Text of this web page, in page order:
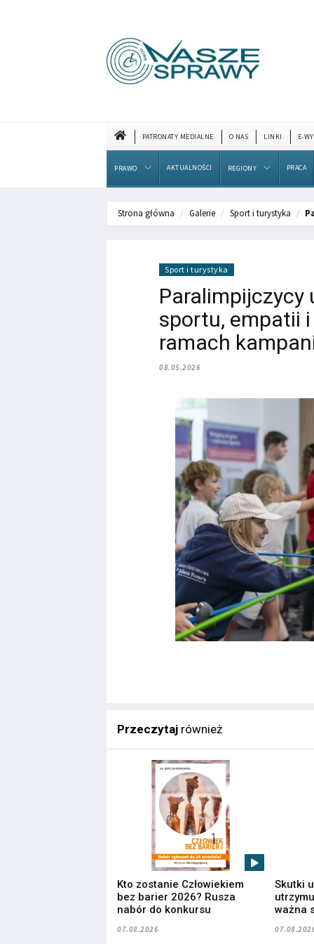
PATRONATY MEDIALNE O NAS LINKI E-
PRAWO AKTUALNOŚCI REGIONY PRACA
Strona główna Galerie Sport i turystyka
Sport i turystyka
Paralimpijczycy
sportu, empatii
ramach
08.05.2026
Przeczytaj również
Kto zostanie Człowiekiem
bez barier 2026? Rusza
nabór do konkursu
07.08.2026
Skutki
ważna